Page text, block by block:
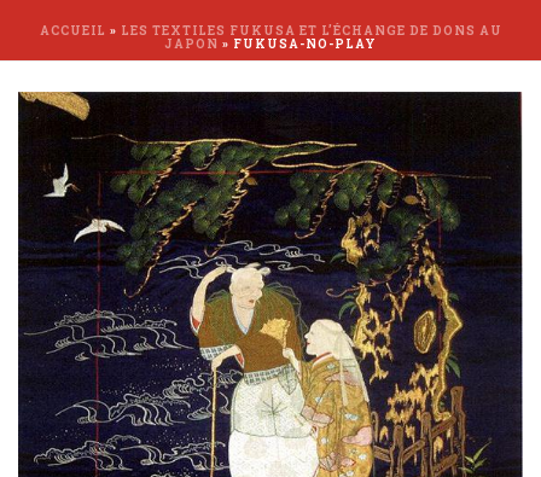
ACCUEIL » LES TEXTILES FUKUSA ET L’ÉCHANGE DE DONS AU
JAPON » FUKUSA-NO-PLAY